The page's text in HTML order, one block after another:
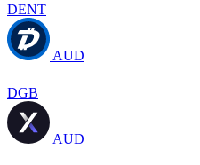
DENT
AUD
DGB
AUD